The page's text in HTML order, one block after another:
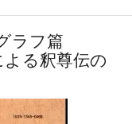
ラフ篇
る釈尊伝の